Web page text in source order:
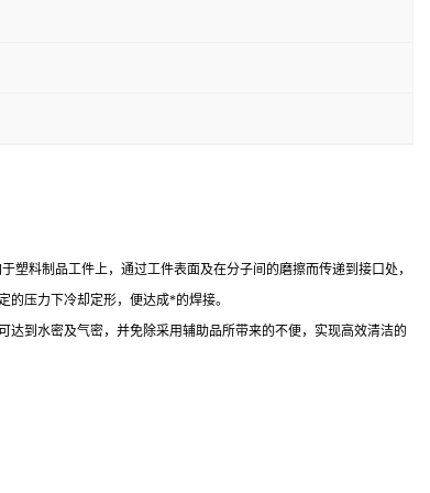
料制品工件上，通过工件表面及在分子间的磨擦而传递到接口处，
压力下冷却定形，便达成*的焊接。
到水密及气密，并免除采用辅助品所带来的不便，实现高效清洁的